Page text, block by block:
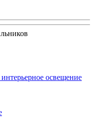
освещение